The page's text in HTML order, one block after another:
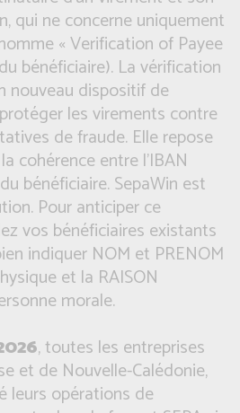
qui ne concerne uniquement
« Verification of Payee
bénéficiaire). La vérification
nouveau dispositif de
les virements contre
de fraude. Elle repose
cohérence entre l'IBAN
bénéficiaire. SepaWin est
Pour anticiper ce
vos bénéficiaires existants
indiquer NOM et PRENOM
et la RAISON
morale.
, toutes les entreprises
et de Nouvelle-Calédonie,
leurs opérations de